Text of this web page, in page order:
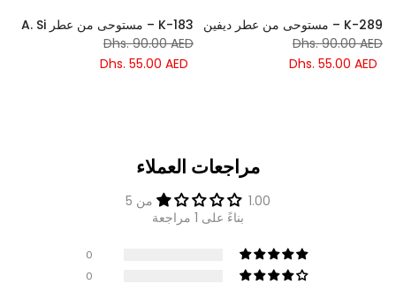
K-289 – مستوحى من عطر ديفين
Dhs. 90.00 AED
Dhs. 55.00 AED
K-183 – مستوحى من عطر A. Si
Dhs. 90.00 AED
Dhs. 55.00 AED
مراجعات العملاء
1.00 من 5
بناءً على 1 مراجعة
0
0